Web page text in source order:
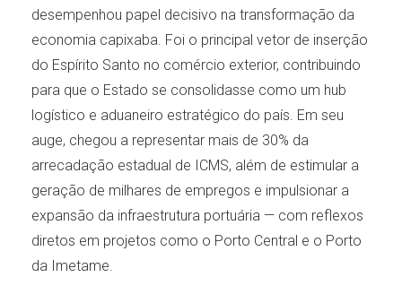
desempenhou papel decisivo na transformação da
economia capixaba. Foi o principal vetor de inserção
do Espírito Santo no comércio exterior, contribuindo
para que o Estado se consolidasse como um hub
logístico e aduaneiro estratégico do país. Em seu
auge, chegou a representar mais de 30% da
arrecadação estadual de ICMS, além de estimular a
geração de milhares de empregos e impulsionar a
expansão da infraestrutura portuária — com reflexos
diretos em projetos como o Porto Central e o Porto
da Imetame.